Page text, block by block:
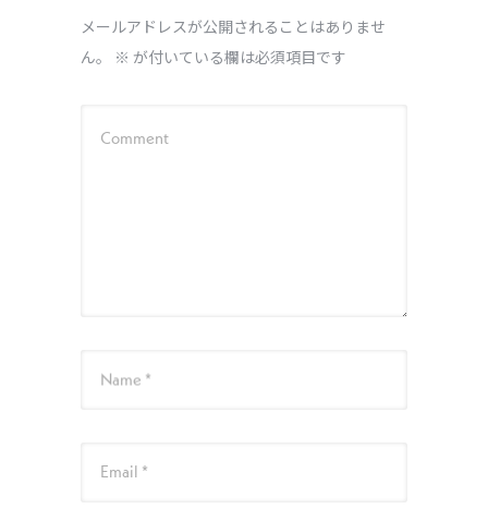
メールアドレスが公開されることはありませ
ん。
※ が付いている欄は必須項目です
Comment
Name *
Email *